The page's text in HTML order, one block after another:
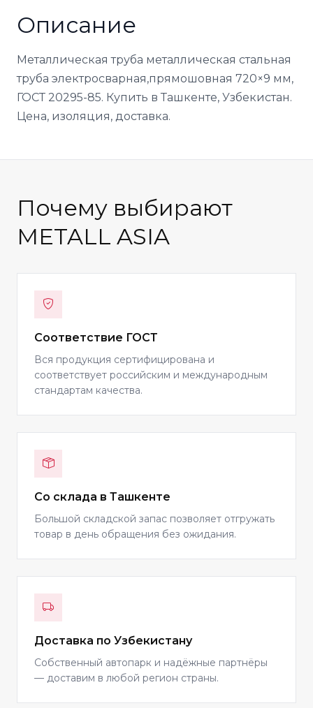
Описание
Металлическая труба металлическая стальная
труба электросварная,прямошовная 720×9 мм,
ГОСТ 20295-85. Купить в Ташкенте, Узбекистан.
Цена, изоляция, доставка.
Почему выбирают
METALL ASIA
Соответствие ГОСТ
Вся продукция сертифицирована и
соответствует российским и международным
стандартам качества.
Со склада в Ташкенте
Большой складской запас позволяет отгружать
товар в день обращения без ожидания.
Доставка по Узбекистану
Собственный автопарк и надёжные партнёры
— доставим в любой регион страны.